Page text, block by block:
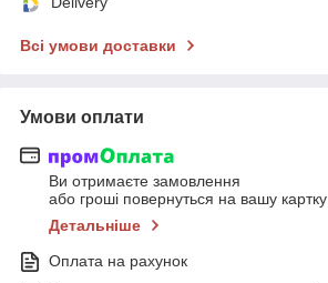
Всі умови доставки
Умови оплати
Ви отримаєте замовлення
або гроші повернуться на вашу картку
Детальніше
Оплата на рахунок